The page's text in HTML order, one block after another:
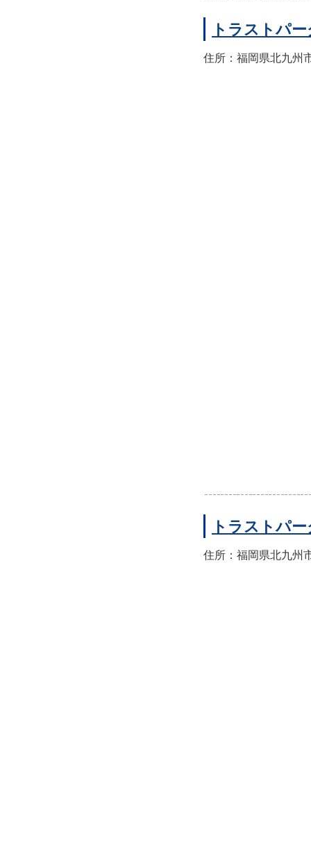
トラストパ
住所：福岡県北九州
トラストパ
住所：福岡県北九州